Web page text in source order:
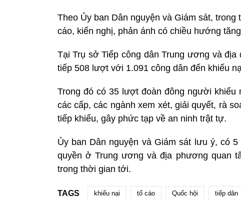
Theo Ủy ban Dân nguyện và Giám sát,
cáo, kiến nghị, phản ánh có chiều hướng
Tại Trụ sở Tiếp công dân Trung ương và
tiếp 508 lượt với 1.091 công dân đến khiếu
Trong đó có 35 lượt đoàn đông người
các cấp, các ngành xem xét, giải quyết, rà
tiếp khiếu, gây phức tạp về an ninh trật tự.
Ủy ban Dân nguyện và Giám sát lưu ý, có
quyền ở Trung ương và địa phương quan
trong thời gian tới.
TAGS khiếu nại tố cáo Quốc hội tiếp dân